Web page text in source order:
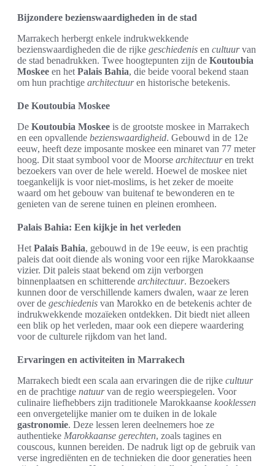
Bijzondere bezienswaardigheden in de stad
Marrakech herbergt enkele indrukwekkende
bezienswaardigheden die de rijke geschiedenis en cultuurvan
de stad benadrukken. Twee hoogtepunten zijn de Koutoubia
Moskee en het Palais Bahia, die beide vooral bekend staan
om hun prachtige architectuuren historische betekenis.
De Koutoubia Moskee
De Koutoubia Moskee is de grootste moskee in Marrakech
en een opvallende bezienswaardigheid. Gebouwd in de 12e
eeuw, heeft deze imposante moskee een minaret van 77 meter
hoog. Dit staat symbool voor de Moorse architectuuren trekt
bezoekers van over de hele wereld. Hoewel de moskee niet
toegankelijk is voor niet-moslims, is het zeker de moeite
waard om het gebouw van buitenaf te bewonderen en te
genieten van de serene tuinen en pleinen eromheen.
Palais Bahia: Een kijkje in het verleden
Het Palais Bahia, gebouwd in de 19e eeuw, is een prachtig
paleis dat ooit diende als woning voor een rijke Marokkaanse
vizier. Dit paleis staat bekend om zijn verborgen
binnenplaatsen en schitterende architectuur. Bezoekers
kunnen door de verschillende kamers dwalen, waar ze leren
over de geschiedenis van Marokko en de betekenis achter de
indrukwekkende mozaïeken ontdekken. Dit biedt niet alleen
een blik op het verleden, maar ook een diepere waardering
voor de culturele rijkdom van het land.
Ervaringen en activiteiten in Marrakech
Marrakech biedt een scala aan ervaringen die de rijke cultuur
en de prachtige natuurvan de regio weerspiegelen. Voor
culinaire liefhebbers zijn traditionele Marokkaanse kooklessen
een onvergetelijke manier om te duiken in de lokale
gastronomie. Deze lessen leren deelnemers hoe ze
authentieke Marokkaanse gerechten, zoals tagines en
couscous, kunnen bereiden. De nadruk ligt op de gebruik van
verse ingrediënten en de technieken die door generaties heen